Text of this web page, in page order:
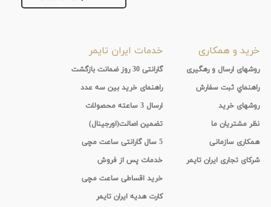
بند
خرید و همکاری
روشهای ارسال و رهگیری
راهنماي ثبت سفارش
روشهای خرید
نظر مشتریان ما
همکاری سازمانی
شرکای تجاری ایران تایمر
خدمات ایران تایمر
گارانتی 30 روز ضمانت بازگشت
راهنمای خرید بین سه عدد
ارسال 3 ساعته محصولات
تضمین اصالت(اورجینال)
5 سال گارانتی ساعت مچی
خدمات پس از فروش
خرید اقساطی ساعت مچی
کارت هدیه ایران تایمر